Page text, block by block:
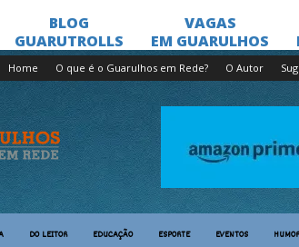
Home O que é o Guarulhos em Rede? O Autor
DO LEITOR EDUCAÇÃO ESPORTE EVENTOS HUMOR